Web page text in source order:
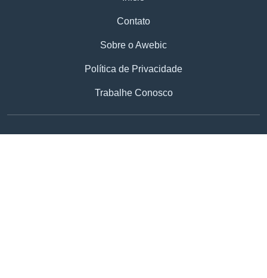
Contato
Sobre o Awebic
Política de Privacidade
Trabalhe Conosco